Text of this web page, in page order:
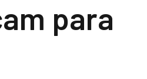
para